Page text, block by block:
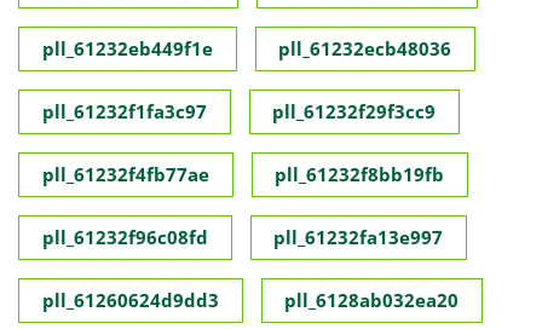
pll_61232eb449f1e pll_61232ecb48036
pll_61232f1fa3c97 pll_61232f29f3cc9
pll_61232f4fb77ae pll_61232f8bb19fb
pll_61232f96c08fd pll_61232fa13e997
pll_61260624d9dd3 pll_6128ab032ea20